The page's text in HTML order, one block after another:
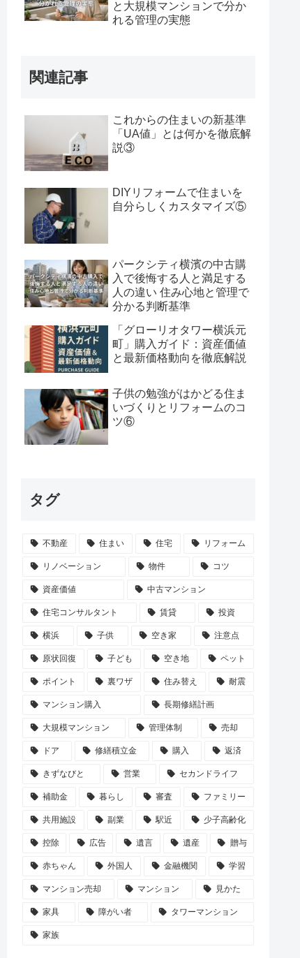
と大規模マンションで分か
れる管理の実態
関連記事
これからの住まいの新基準
「UA値」とは何かを徹底解
説③
DIYリフォームで住まいを
自分らしくカスタマイズ⑤
パークシティ横濱の中古購
入で後悔する人と満足する
人の違い 住み心地と管理で
分かる判断基準
「グローリオタワー横浜元
町」購入ガイド：資産価値
と最新価格動向を徹底解説
子供の勉強がはかどる住ま
いづくりとリフォームのコ
ツ⑥
タグ
不動産 住まい 住宅 リフォーム
リノベーション 物件 コツ
資産価値 中古マンション
住宅コンサルタント 賃貸 投資
横浜 子供 空き家 注意点
原状回復 子ども 空き地 ペット
ポイント 裏ワザ 住み替え 耐震
マンション購入 長期修繕計画
大規模マンション 管理体制 売却
ドア 修繕積立金 購入 返済
きずなびと 営業 セカンドライフ
補助金 暮らし 審査 ファミリー
共用施設 副業 駅近 少子高齢化
控除 広告 遺言 遺産 贈与
赤ちゃん 外国人 金融機関 学習
マンション売却 マンション 見かた
家具 障がい者 タワーマンション
家族